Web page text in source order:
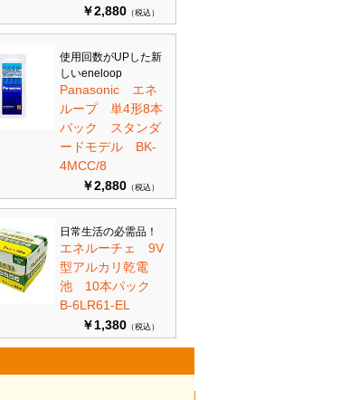
￥2,880 （税込）
使用回数がUPした新
しいeneloop
Panasonic エネ
ループ 単4形8本
パック スタンダ
ードモデル BK-
4MCC/8
￥2,880 （税込）
日常生活の必需品！
エネルーチェ 9V
型アルカリ乾電
池 10本パック
B-6LR61-EL
￥1,380 （税込）